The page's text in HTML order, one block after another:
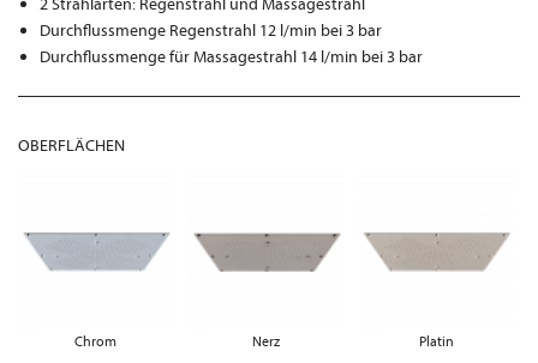
Durchflussmenge Regenstrahl 12 l/min bei 3 bar
Durchflussmenge für Massagestrahl 14 l/min bei 3 bar
OBERFLÄCHEN
Chrom Nerz Platin